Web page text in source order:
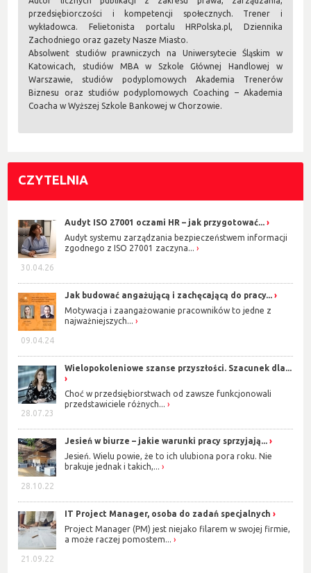
przedsiębiorczości i kompetencji społecznych. Trener i
wykładowca. Felietonista portalu HRPolska.pl, Dziennika
Zachodniego oraz gazety Nasze Miasto.
Absolwent studiów prawniczych na Uniwersytecie Śląskim w
Katowicach, studiów MBA w Szkole Głównej Handlowej w
Warszawie, studiów podyplomowych Akademia Trenerów
Biznesu oraz studiów podyplomowych Coaching – Akademia
Coacha w Wyższej Szkole Bankowej w Chorzowie.
CZYTELNIA
30.04.26
Audyt ISO 27001 oczami HR – jak przygotować...
Audyt systemu zarządzania bezpieczeństwem informacji
zgodnego z ISO 27001 zaczyna...
09.04.24
Jak budować angażującą i zachęcającą do pracy...
Motywacja i zaangażowanie pracowników to jedne z
najważniejszych...
28.07.23
Wielopokoleniowe szanse przyszłości. Szacunek dla...
Choć w przedsiębiorstwach od zawsze funkcjonowali
przedstawiciele różnych...
28.10.22
Jesień w biurze – jakie warunki pracy sprzyjają...
Jesień. Wielu powie, że to ich ulubiona pora roku. Nie
brakuje jednak i takich,...
21.09.22
IT Project Manager, osoba do zadań specjalnych
Project Manager (PM) jest niejako filarem w swojej firmie,
a może raczej pomostem...